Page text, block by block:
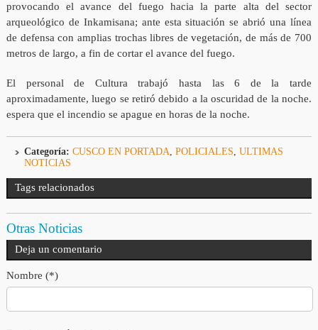
provocando el avance del fuego hacia la parte alta del sector
arqueológico de Inkamisana; ante esta situación se abrió una línea
de defensa con amplias trochas libres de vegetación, de más de 700
metros de largo, a fin de cortar el avance del fuego.
El personal de Cultura trabajó hasta las 6 de la tarde
aproximadamente, luego se retiró debido a la oscuridad de la noche.
espera que el incendio se apague en horas de la noche.
Categoría: CUSCO EN PORTADA, POLICIALES, ULTIMAS
NOTICIAS
Tags relacionados
Otras Noticias
Deja un comentario
Nombre (*)